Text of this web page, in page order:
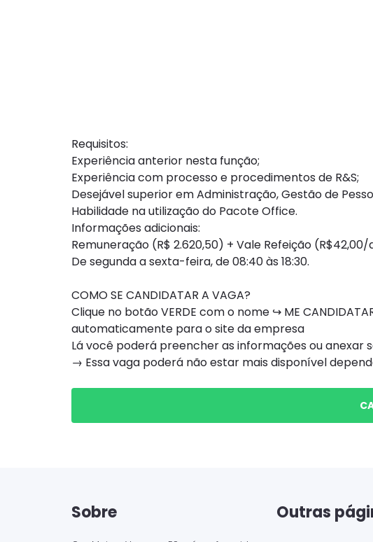
Requisitos:
Experiência anterior nesta função;
Experiência com processo e procedimentos de R&S;
Desejável superior em Administração, Gestão de
Habilidade na utilização do Pacote Office.
Informações adicionais:
Remuneração (R$ 2.620,50) + Vale Refeição
De segunda a sexta-feira, de 08:40 às 18:30.
COMO SE CANDIDATAR A VAGA?
Clique no botão VERDE com o nome ↪ ME
automaticamente para o site da empresa
Lá você poderá preencher as informações ou anexar
→ Essa vaga poderá não estar mais disponível
Sobre Outras